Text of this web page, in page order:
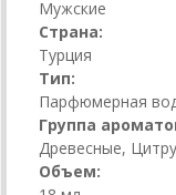
Мужские
Страна:
Турция
Тип:
Парфюмерная
Группа
Древесные,
Объем: